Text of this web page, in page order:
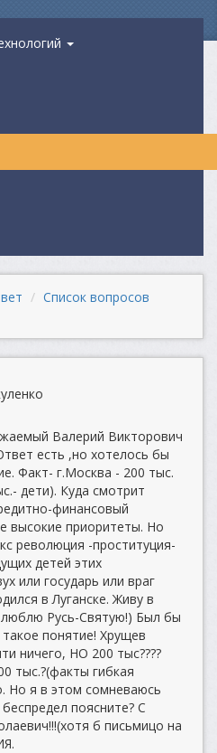
Список вопросов
Валерий Викторович
есть ,но хотелось бы
Факт- г.Москва - 200 тыс.
дети). Куда смотрит
финансовый
высокие приоритеты. Но
революция -проституция-
детей этих
или государь или враг
в Луганске. Живу в
Русь-Святую!) Был бы
понятие! Хрущев
ничего, НО 200 тыс????
тыс.?(факты гибкая
Но я в этом сомневаюсь
поясните? С
б письмицо на